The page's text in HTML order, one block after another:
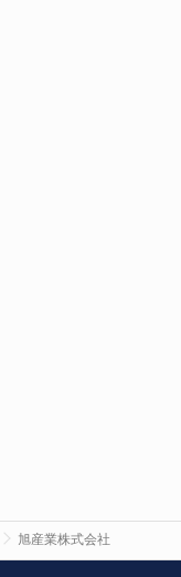
旭産業株式会社